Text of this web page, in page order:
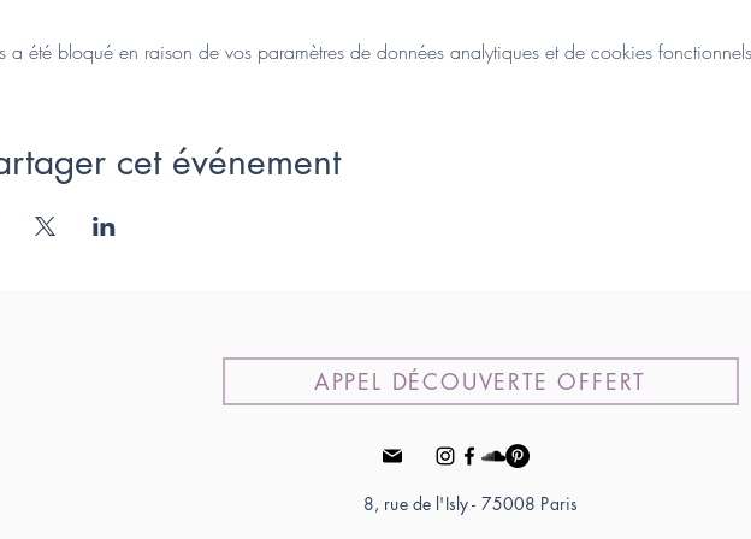
été bloqué en raison de vos paramètres de données analytiques et de cookies
cet événement
APPEL DÉCOUVERTE OFFERT
8, rue de l'Isly - 75008 Paris